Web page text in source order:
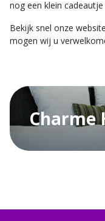
nog een klein
Bekijk snel onze
mogen wij u
Charme